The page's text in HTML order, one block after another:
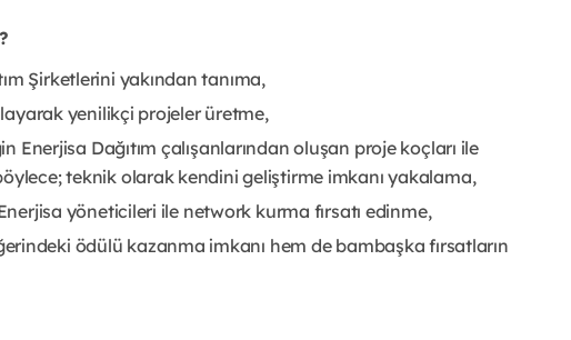
Şirketlerini yakından tanıma,
yenilikçi projeler üretme,
Dağıtım çalışanlarından oluşan proje koçları ile
teknik olarak kendini geliştirme imkanı yakalama,
yöneticileri ile network kurma fırsatı edinme,
ödülü kazanma imkanı hem de bambaşka fırsatların